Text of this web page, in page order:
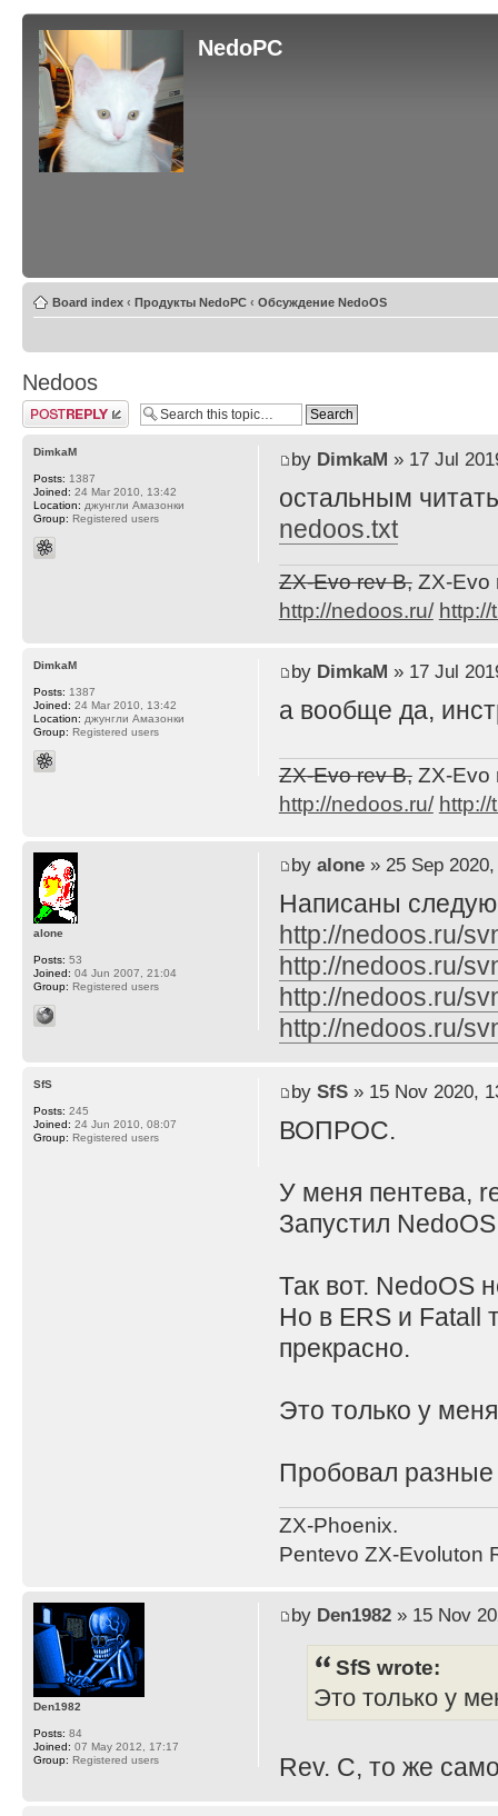
NedoPC
Board index ‹ Продукты NedoPC ‹ Обсуждение NedoOS
Nedoos
Post a reply
by DimkaM » 17 Jul
остальным
nedoos.txt
ZX-Evo rev B,ZX-Evo
http://nedoos.ru/ http://
DimkaM
Posts: 1387
Joined: 24 Mar 2010, 13:42
Location: джунгли Амазонки
Group: Registered users
by DimkaM » 17 Jul
а вообще да,
ZX-Evo rev B,ZX-Evo
http://nedoos.ru/
DimkaM
Posts: 1387
Joined: 24 Mar 2010, 13:42
Location: джунгли Амазонки
Group: Registered users
by alone» 25 Sep 2020,
Написаны
http://nedoos.ru/
http://nedoos.ru/
http://nedoos.ru/
http://nedoos.ru/
alone
Posts: 53
Joined: 04 Jun 2007, 21:04
Group: Registered users
by SfS» 15 Nov 2020,
ВОПРОС.
У меня пентева,
Запустил
Так вот. NedoOS
Но в ERS и Fatall
прекрасно.
Это только у
Пробовал разные
ZX-Phoenix.
Pentevo ZX-Evoluton
SfS
Posts: 245
Joined: 24 Jun 2010, 08:07
Group: Registered users
by Den1982» 15 Nov
SfS wrote:
Это только у
Rev. C, то же
Den1982
Posts: 84
Joined: 07 May 2012, 17:17
Group: Registered users